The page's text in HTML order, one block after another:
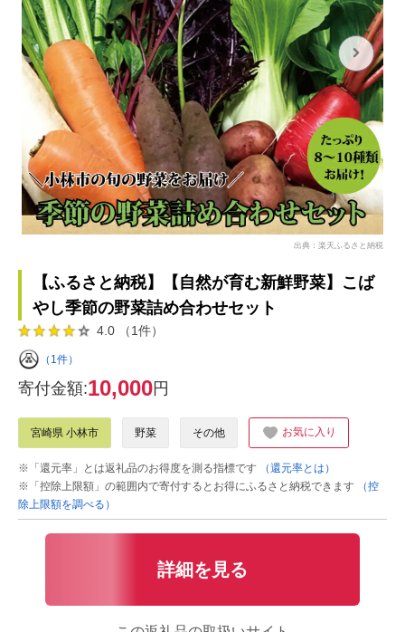
出典：楽天ふるさと納税
【ふるさと納税】【自然が育む新鮮野菜】こば
やし季節の野菜詰め合わせセット
4.0 （1件）
（1件）
寄付金額:10,000円
宮崎県 小林市 野菜 その他 お気に入り
※「還元率」とは返礼品のお得度を測る指標です
（還元率とは）
※「控除上限額」の範囲内で寄付するとお得にふるさと納税できます
（控
除上限額を調べる）
詳細を見る